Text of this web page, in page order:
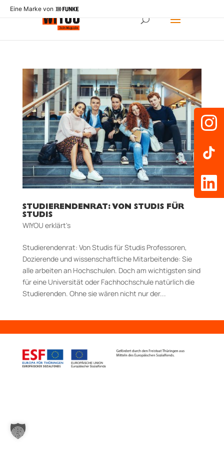
Eine Marke von
STUDIERENDENRAT: VON STUDIS FÜR
STUDIS
WIYOU erklärt's
Studierendenrat: Von Studis für Stu­dis Professoren,
Dozierende und wissen­schaft­liche Mitarbeitende: Sie
alle arbeiten an Hochschulen. Doch am wich­tigsten sind
für eine Universität oder Fach­hoch­schule natürlich die
Studierenden. Ohne sie wären nicht nur der...